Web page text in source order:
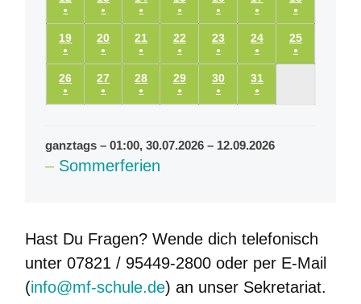
Veranstaltung)
Veranstaltung)
Veranstaltung)
Veranstaltung)Veranstaltung)
Veranstaltung)
●
(1
Veranstaltung)
●
(1
Veranstaltung)
●
(1
Veranstaltung)
●
(1
Veranstaltung)
●
(1
Veranstaltung)
●
(1
Veranstaltung)
●
(1
1919.08.2024
●
(1
Veranstaltung)
2020.08.2024
●
(1
Veranstaltung)
21 21.08.2024
●
(1
Veranstaltung)
2222.08.2024
●
(1
Veranstaltung)
2323.08.2024
●
(1
Veranstaltung)
2424.08.2024
●
(1
Veranstaltung)
2525.08.2024
●
(1
2626.08.2024
●
(1
2727.08.2024
●
(1
2828.08.2024
●
(1
2929.08.2024
●
(1
3030.08.2024
●
(1
31
●
(1
ganztags – 01:00,30.07.2026 – 12.09.2026
– Sommerferien
Hast Du Fragen? Wende dich telefonisch
unter 07821 / 95449-2800 oder per E-Mail
(info@mf-schule.de) an unser Sekretariat.